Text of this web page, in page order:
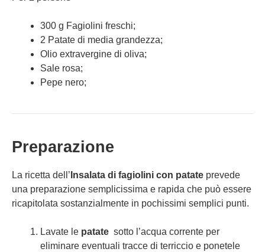
300 g Fagiolini freschi;
2 Patate di media grandezza;
Olio extravergine di oliva;
Sale rosa;
Pepe nero;
Preparazione
La ricetta dell’ Insalata di fagiolini con patate prevede
una preparazione semplicissima e rapida che può essere
ricapitolata sostanzialmente in pochissimi semplici punti.
Lavate le patate sotto l’acqua corrente per
eliminare eventuali tracce di terriccio e ponetele